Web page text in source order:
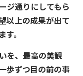
ジ通りにしてもら
以上の成果が出て
。
を、最高の美観
歩ずつ目の前の事